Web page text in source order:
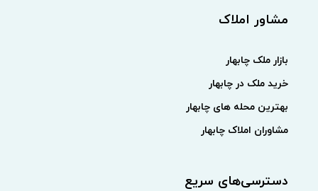
مشاور املاک
بازار ملک چابهار
خرید ملک در چابهار
بهترین محله های چابهار
مشاوران املاک چابهار
دسترسی‌های سریع